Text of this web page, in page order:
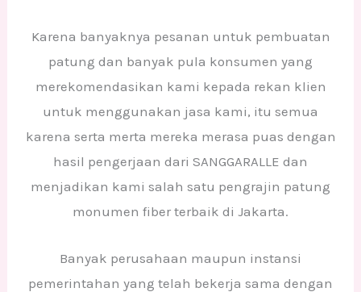
Karena banyaknya pesanan untuk pembuatan
patung dan banyak pula konsumen yang
merekomendasikan kami kepada rekan klien
untuk menggunakan jasa kami, itu semua
karena serta merta mereka merasa puas dengan
hasil pengerjaan dari SANGGARALLE dan
menjadikan kami salah satu pengrajin patung
monumen fiber terbaik di Jakarta.
Banyak perusahaan maupun instansi
pemerintahan yang telah bekerja sama dengan